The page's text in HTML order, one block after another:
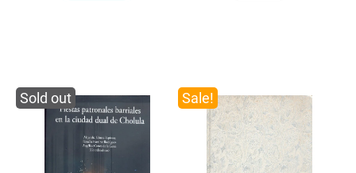
Sold out Sale!